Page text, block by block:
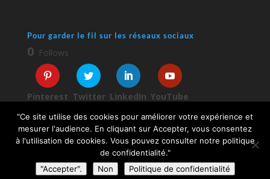
Pour garder le fil sur les réseaux sociaux
0 Follows
Pinterest Twitter LinkedIn YouTube
© 2026 Sophie Turpaud-Amalvy
"Ce site utilise des cookies pour améliorer votre expérience et
mesurer l'audience. En cliquant sur Accepter, vous consentez
à l'utilisation de cookies. Vous pouvez consulter notre politique
de confidentialité."
"Accepter".
Non Politique de confidentialité